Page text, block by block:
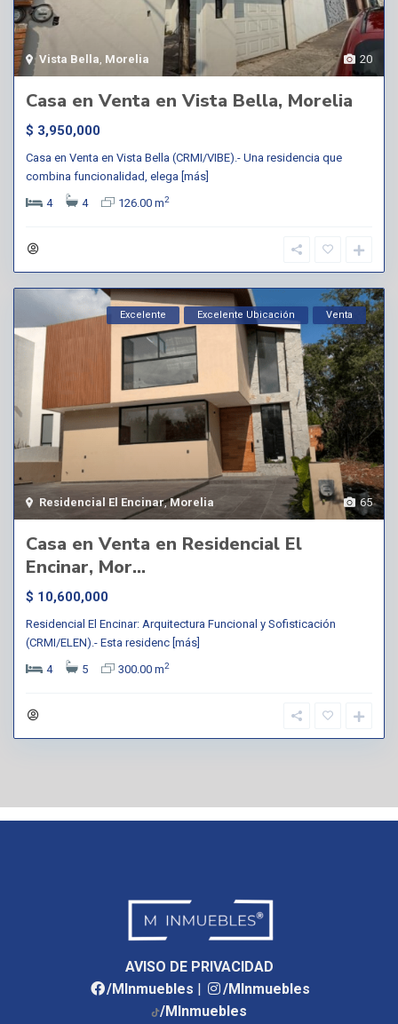
20
Vista Bella, Morelia
Casa en Venta en Vista Bella, Morelia
$ 3,950,000
Casa en Venta en Vista Bella (CRMI/VIBE).- Una residencia que
combina funcionalidad, elega [más]
4
4 126.00 m2
65
Residencial El Encinar,Morelia
Excelente Excelente Ubicación Venta
Casa en Venta en Residencial El
Encinar, Mor...
$ 10,600,000
Residencial El Encinar: Arquitectura Funcional y Sofisticación
(CRMI/ELEN).- Esta residenc [más]
4
5 300.00 m2
AVISO DE PRIVACIDAD
/MInmuebles |
/MInmuebles
/MInmuebles